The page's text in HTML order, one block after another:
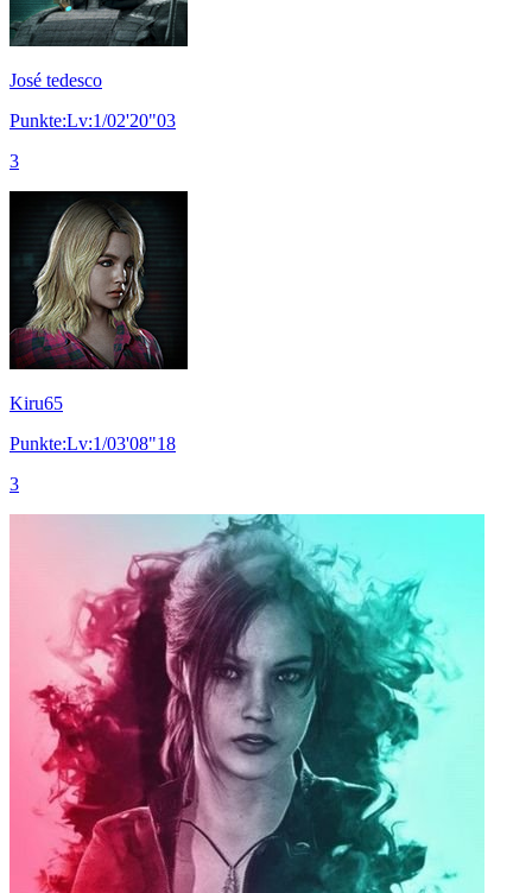
José tedesco
Punkte:Lv:1/02'20"03
3
Kiru65
Punkte:Lv:1/03'08"18
3